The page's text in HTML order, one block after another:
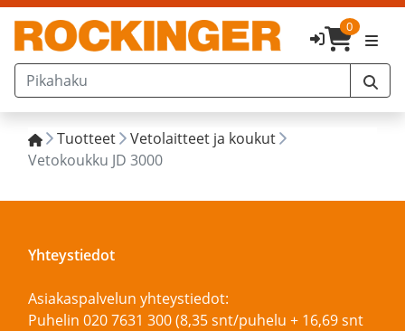
0
Tuotteet
Vetolaitteet ja koukut
Vetokoukku JD 3000
Yhteystiedot
Asiakaspalvelun yhteystiedot:
Puhelin 020 7631 300 (8,35 snt/puhelu + 16,69 snt